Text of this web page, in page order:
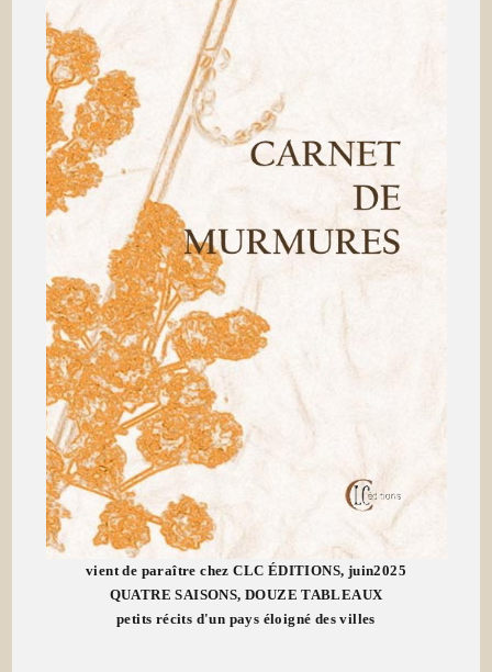
vient de paraître chez CLC ÉDITIONS, juin2025
QUATRE SAISONS, DOUZE TABLEAUX
petits récits d'un pays éloigné des villes